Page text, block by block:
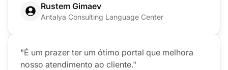
Rustem Gimaev
Antalya Consulting Language Center
"É um prazer ter um ótimo portal que melhora
nosso atendimento ao cliente."